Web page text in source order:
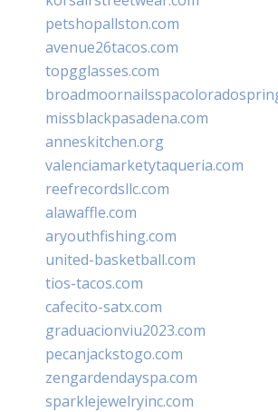
petshopallston.com
avenue26tacos.com
topgglasses.com
missblackpasadena.com
anneskitchen.org
valenciamarketytaqueria.com
reefrecordsllc.com
alawaffle.com
aryouthfishing.com
united-basketball.com
tios-tacos.com
cafecito-satx.com
graduacionviu2023.com
pecanjackstogo.com
zengardendayspa.com
sparklejewelryinc.com